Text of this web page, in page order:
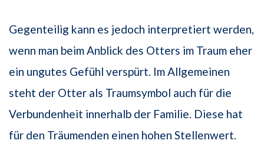
Gegenteilig kann es jedoch interpretiert werden,
wenn man beim Anblick des Otters im Traum eher
ein ungutes Gefühl verspürt. Im Allgemeinen
steht der Otter als Traumsymbol auch für die
Verbundenheit innerhalb der Familie. Diese hat
für den Träumenden einen hohen Stellenwert.